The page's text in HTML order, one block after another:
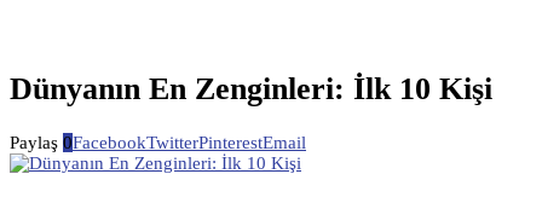
Dünyanın En Zenginleri: İlk 10 Kişi
Paylaş 0FacebookTwitterPinterestEmail